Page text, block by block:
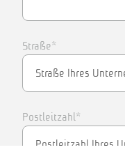
Straße*
Postleitzahl*